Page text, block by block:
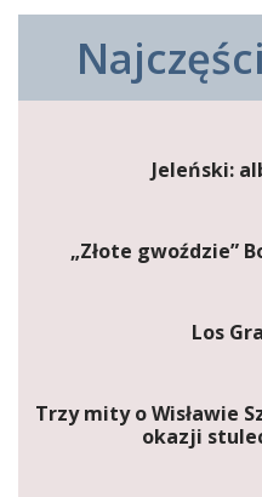
Jeleński:
„Złote gwoździe”
Los
Trzy mity o Wisławie
okazji